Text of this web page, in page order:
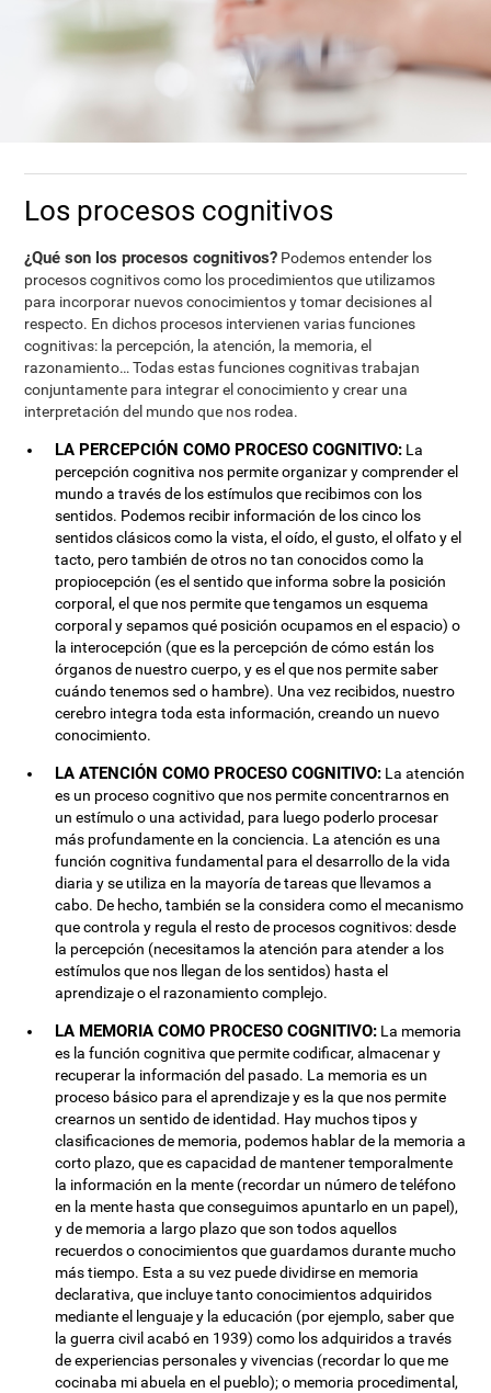
Los procesos cognitivos
¿Qué son los procesos cognitivos? Podemos entender los
procesos cognitivos como los procedimientos que utilizamos
para incorporar nuevos conocimientos y tomar decisiones al
respecto. En dichos procesos intervienen varias funciones
cognitivas: la percepción, la atención, la memoria, el
razonamiento… Todas estas funciones cognitivas trabajan
conjuntamente para integrar el conocimiento y crear una
interpretación del mundo que nos rodea.
LA PERCEPCIÓN COMO PROCESO COGNITIVO: La
percepción cognitiva nos permite organizar y comprender el
mundo a través de los estímulos que recibimos con los
sentidos. Podemos recibir información de los cinco los
sentidos clásicos como la vista, el oído, el gusto, el olfato y el
tacto, pero también de otros no tan conocidos como la
propiocepción (es el sentido que informa sobre la posición
corporal, el que nos permite que tengamos un esquema
corporal y sepamos qué posición ocupamos en el espacio) o
la interocepción (que es la percepción de cómo están los
órganos de nuestro cuerpo, y es el que nos permite saber
cuándo tenemos sed o hambre). Una vez recibidos, nuestro
cerebro integra toda esta información, creando un nuevo
conocimiento.
LA ATENCIÓN COMO PROCESO COGNITIVO: La atención
es un proceso cognitivo que nos permite concentrarnos en
un estímulo o una actividad, para luego poderlo procesar
más profundamente en la conciencia. La atención es una
función cognitiva fundamental para el desarrollo de la vida
diaria y se utiliza en la mayoría de tareas que llevamos a
cabo. De hecho, también se la considera como el mecanismo
que controla y regula el resto de procesos cognitivos: desde
la percepción (necesitamos la atención para atender a los
estímulos que nos llegan de los sentidos) hasta el
aprendizaje o el razonamiento complejo.
LA MEMORIA COMO PROCESO COGNITIVO: La memoria
es la función cognitiva que permite codificar, almacenar y
recuperar la información del pasado. La memoria es un
proceso básico para el aprendizaje y es la que nos permite
crearnos un sentido de identidad. Hay muchos tipos y
clasificaciones de memoria, podemos hablar de la memoria a
corto plazo, que es capacidad de mantener temporalmente
la información en la mente (recordar un número de teléfono
en la mente hasta que conseguimos apuntarlo en un papel),
y de memoria a largo plazo que son todos aquellos
recuerdos o conocimientos que guardamos durante mucho
más tiempo. Esta a su vez puede dividirse en memoria
declarativa, que incluye tanto conocimientos adquiridos
mediante el lenguaje y la educación (por ejemplo, saber que
la guerra civil acabó en 1939) como los adquiridos a través
de experiencias personales y vivencias (recordar lo que me
cocinaba mi abuela en el pueblo); o memoria procedimental,